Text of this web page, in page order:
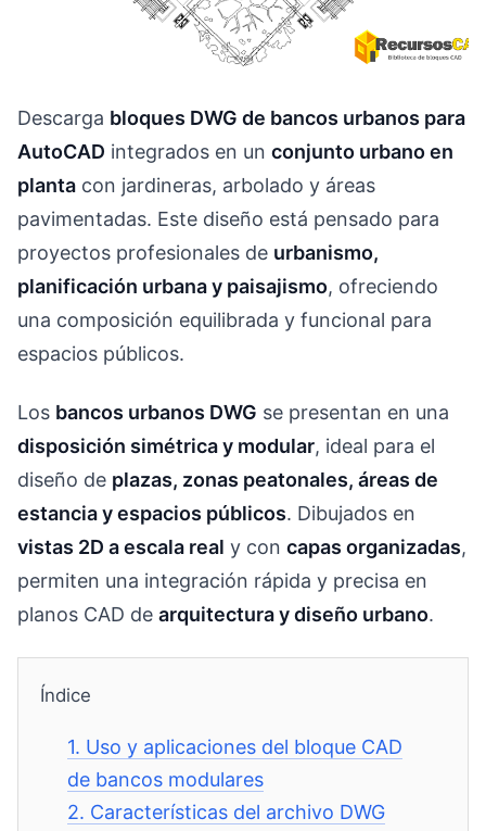
Descarga bloques DWG de bancos urbanos para
AutoCAD integrados en un conjunto urbano en
planta con jardineras, arbolado y áreas
pavimentadas. Este diseño está pensado para
proyectos profesionales de urbanismo,
planificación urbana y paisajismo, ofreciendo
una composición equilibrada y funcional para
espacios públicos.
Los bancos urbanos DWG se presentan en una
disposición simétrica y modular, ideal para el
diseño de plazas, zonas peatonales, áreas de
estancia y espacios públicos. Dibujados en
vistas 2D a escala real y con capas organizadas,
permiten una integración rápida y precisa en
planos CAD de arquitectura y diseño urbano.
Índice
1. Uso y aplicaciones del bloque CAD
de bancos modulares
2. Características del archivo DWG